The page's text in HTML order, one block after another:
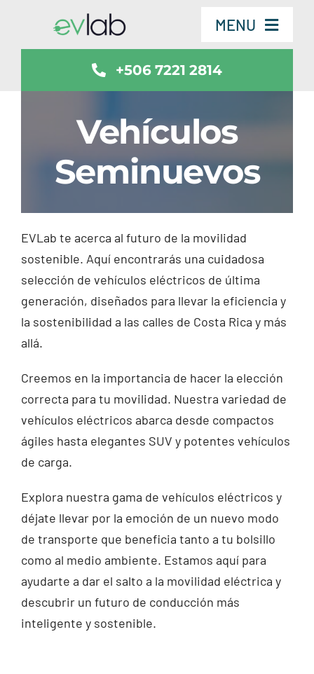
content
MENU
SmartSafe
+506 7221 2814
Vehículos
Seminuevos
EVLab te acerca al futuro de la movilidad
sostenible. Aquí encontrarás una cuidadosa
selección de vehículos eléctricos de última
generación, diseñados para llevar la eficiencia y
la sostenibilidad a las calles de Costa Rica y más
allá.
Creemos en la importancia de hacer la elección
correcta para tu movilidad. Nuestra variedad de
vehículos eléctricos abarca desde compactos
ágiles hasta elegantes SUV y potentes vehículos
de carga.
Explora nuestra gama de vehículos eléctricos y
déjate llevar por la emoción de un nuevo modo
de transporte que beneficia tanto a tu bolsillo
como al medio ambiente. Estamos aquí para
ayudarte a dar el salto a la movilidad eléctrica y
descubrir un futuro de conducción más
inteligente y sostenible.